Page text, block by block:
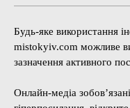
Будь-яке використання
mistokyiv.com можливе
зазначення активного
Онлайн-медіа